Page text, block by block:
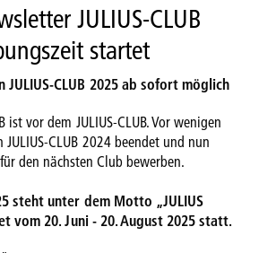
JULIUS-CLUB
startet
CLUB 2025 ab sofort möglich
ist vor dem JULIUS-CLUB. Vor wenigen
CLUB 2024 beendet und nun
den nächsten Club bewerben.
steht unter dem Motto „JULIUS
vom 20. Juni - 20. August 2025 statt.